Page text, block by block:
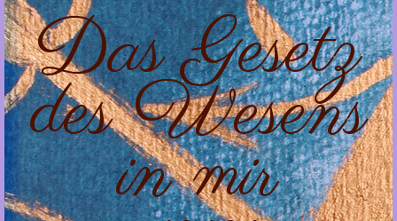
Das Gesetz
des Wesens
in mir